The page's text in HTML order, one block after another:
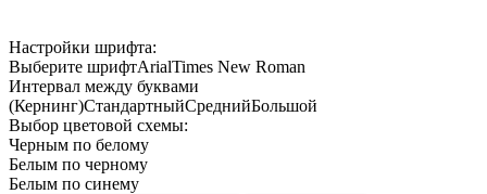
Настройки шрифта:
Выберите шрифтArialTimes New Roman
Интервал между буквами
(Кернинг)СтандартныйСреднийБольшой
Выбор цветовой схемы:
Черным по белому
Белым по черному
Белым по синему